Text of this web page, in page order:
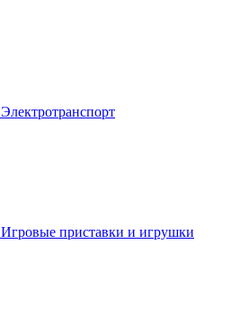
Электротранспорт
Игровые приставки и игрушки